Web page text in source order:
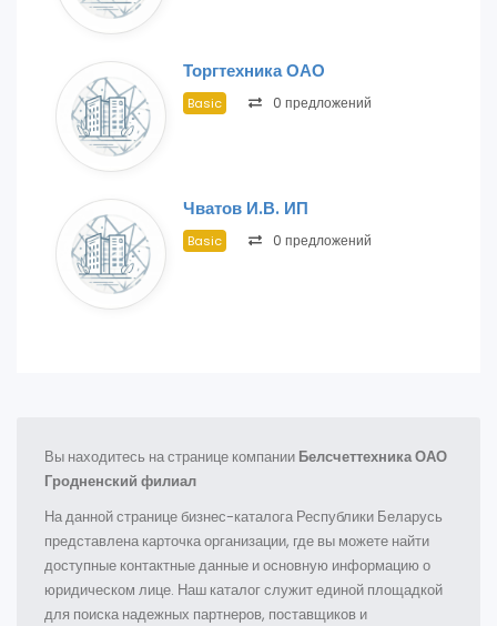
Торгтехника ОАО
Basic 0 предложений
Чватов И.В. ИП
Basic 0 предложений
Вы находитесь на странице компании Белсчеттехника ОАО
Гродненский филиал
На данной странице бизнес-каталога Республики Беларусь
представлена карточка организации, где вы можете найти
доступные контактные данные и основную информацию о
юридическом лице. Наш каталог служит единой площадкой
для поиска надежных партнеров, поставщиков и